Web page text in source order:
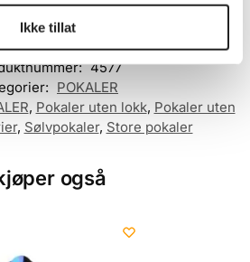
Ikke tillat
4577
POKALER
, Pokaler uten lokk, Pokaler uten
, Sølvpokaler, Store pokaler
også